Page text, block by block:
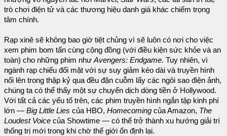
trò chơi điện tử và các thương hiệu danh giá khác chiếm trọng
tâm chính.
Rạp xinê sẽ không bao giờ tiệt chủng vì sẽ luôn có nơi cho việc
xem phim bom tấn cùng cộng đồng (với điều kiện sức khỏe và an
toàn) cho những phim như Avengers: Endgame. Tuy nhiên, vì
ngành rạp chiếu đối mặt với sự suy giảm kéo dài và truyền hình
nổi lên trong thập kỷ qua đều đặn cuỗm lấy các ngôi sao điện ảnh,
chúng ta có thể thấy một sự chuyển dịch dòng tiền ở Hollywood.
Với tất cả các yếu tố trên, các phim truyền hình ngắn tập kinh phí
lớn — Big Little Lies của HBO, Homecoming của Amazon, The
Loudest Voice của Showtime — có thể trở thành xu hướng giải trí
thống trị mới trong khi chờ thế giới ổn định lại.